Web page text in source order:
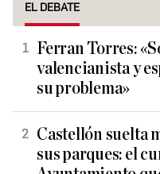
EL DEBATE
Ferran Torres:
valencianista y
su problema»
Castellón suelta
sus parques: el